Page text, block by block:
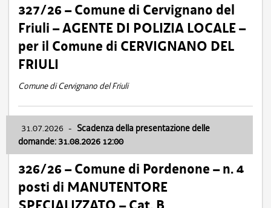
327/26 – Comune di Cervignano del
Friuli – AGENTE DI POLIZIA LOCALE –
per il Comune di CERVIGNANO DEL
FRIULI
Comune di Cervignano del Friuli
31.07.2026 - Scadenza della presentazione delle
domande: 31.08.2026 12:00
326/26 – Comune di Pordenone – n. 4
posti di MANUTENTORE